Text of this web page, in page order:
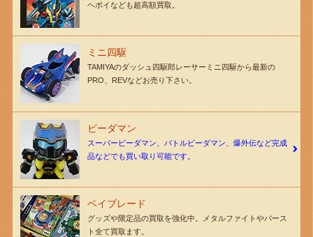
ヘポイなども超高額買取。
ミニ四駆
TAMIYAのダッシュ四駆郎レーサーミニ四駆から最新の
PRO、REVなどお売り下さい。
ビーダマン
スーパービーダマン、バトルビーダマン、爆外伝など完成
品などでも買い取り可能です。
ベイブレード
グッズや限定品の買取を強化中。メタルファイトやバース
ト全て買取ます。